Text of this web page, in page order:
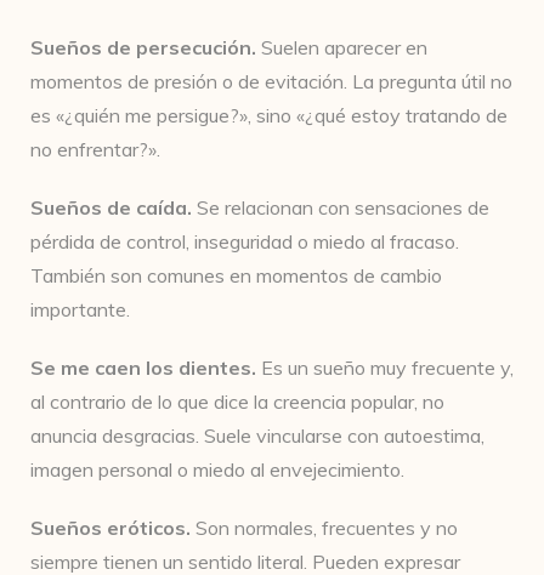
Sueños de persecución. Suelen aparecer en
momentos de presión o de evitación. La pregunta útil no
es «¿quién me persigue?», sino «¿qué estoy tratando de
no enfrentar?».
Sueños de caída. Se relacionan con sensaciones de
pérdida de control, inseguridad o miedo al fracaso.
También son comunes en momentos de cambio
importante.
Se me caen los dientes. Es un sueño muy frecuente y,
al contrario de lo que dice la creencia popular, no
anuncia desgracias. Suele vincularse con autoestima,
imagen personal o miedo al envejecimiento.
Sueños eróticos. Son normales, frecuentes y no
siempre tienen un sentido literal. Pueden expresar